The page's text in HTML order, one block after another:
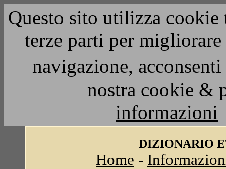
Questo sito utilizza
terze parti per
navigazione,
nostra cookie &
informazioni
DIZIONARIO
Home -